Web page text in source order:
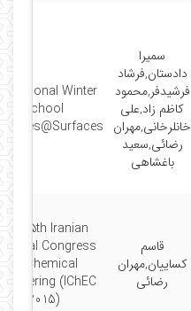
سمیرا
دادستان,فرشاد
فرشیدفر,محمود
کاظم زاد,علی
خانلرخانی,مهران
رضائی,سعید
باغشاهی
Winter
School
قاسم
کساییان,مهران
رضائی
15th Iranian
Congress
of Chemical
(IChEC
2015)